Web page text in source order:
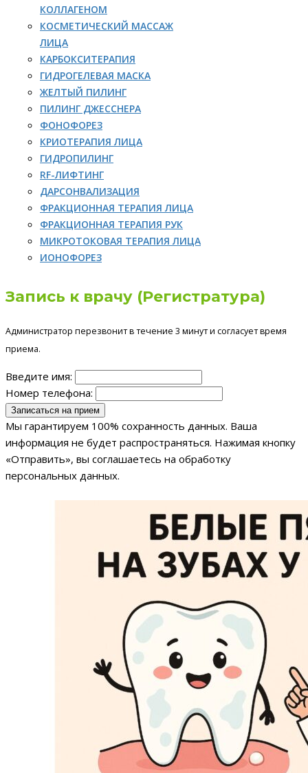
КОЛЛАГЕНОМ
КОСМЕТИЧЕСКИЙ МАССАЖ
ЛИЦА
КАРБОКСИТЕРАПИЯ
ГИДРОГЕЛЕВАЯ МАСКА
ЖЕЛТЫЙ ПИЛИНГ
ПИЛИНГ ДЖЕССНЕРА
ФОНОФОРЕЗ
КРИОТЕРАПИЯ ЛИЦА
ГИДРОПИЛИНГ
RF-ЛИФТИНГ
ДАРСОНВАЛИЗАЦИЯ
ФРАКЦИОННАЯ ТЕРАПИЯ ЛИЦА
ФРАКЦИОННАЯ ТЕРАПИЯ РУК
МИКРОТОКОВАЯ ТЕРАПИЯ ЛИЦА
ИОНОФОРЕЗ
Запись к врачу (Регистратура)
Администратор перезвонит в течение 3 минут и согласует время
приема.
Введите имя:
Номер телефона:
Мы гарантируем 100% сохранность данных. Ваша
информация не будет распространяться. Нажимая кнопку
«Отправить», вы соглашаетесь на обработку
персональных данных.